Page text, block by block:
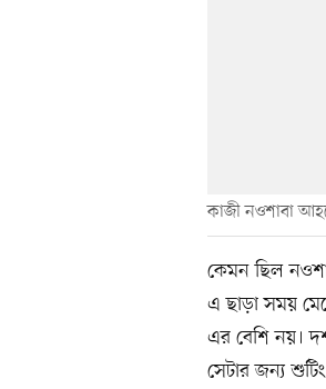
কাজী নওশাবা
কেমন ছিল
এ ছাড়া সময়
এর বেশি নয়।
সেটার জন্য